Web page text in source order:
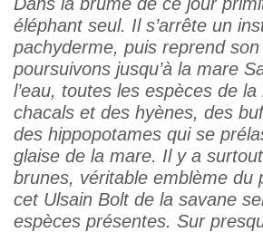
éléphant seul. Il s’arrête un
pachyderme, puis reprend
poursuivons jusqu’à la mare
l’eau, toutes les espèces de
chacals et des hyènes, des
des hippopotames qui se
glaise de la mare. Il y a
brunes, véritable emblème du
cet Ulsain Bolt de la savane
espèces présentes. Sur